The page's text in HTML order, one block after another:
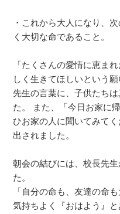
・これから大人になり、
く大切な命であること。
「たくさんの愛情に恵ま
しく生きてほしいという
先生の言葉に、子供たち
た。 また、「今日お家に
ひお家の人に聞いてみて
出されました。
朝会の結びには、校長先
た。
「自分の命も、友達の命
気持ちよく『おはよう』